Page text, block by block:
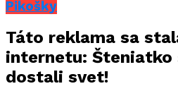
Pikošky
Táto reklama sa
internetu: Šteniatko
dostali svet!